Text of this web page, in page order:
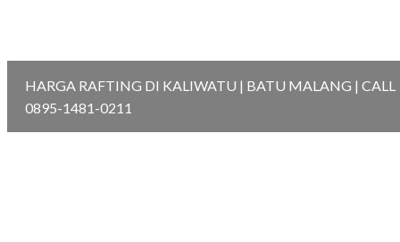
HARGA RAFTING DI KALIWATU | BATU MALANG | CALL
0895-1481-0211